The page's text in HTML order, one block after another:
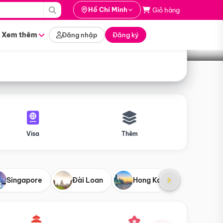
Hồ Chí Minh Giỏ hàng
Xem thêm Đăng nhập Đăng ký
Tìm tour
Visa Thêm
Singapore Đài Loan Hong Kong